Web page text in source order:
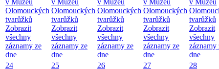
v Muzeu
Olomouckých
tvarůžků
Zobrazit
všechny
záznamy ze
dne
v Muzeu
Olomouckých
tvarůžků
Zobrazit
všechny
záznamy ze
dne
v Muzeu
Olomouckých
tvarůžků
Zobrazit
všechny
záznamy ze
dne
v Muzeu
Olomouckých
tvarůžků
Zobrazit
všechny
záznamy ze
dne
v Muzeu
tvarůžků
Zobrazit
všechny
záznamy
dne
24
25
26
27
28